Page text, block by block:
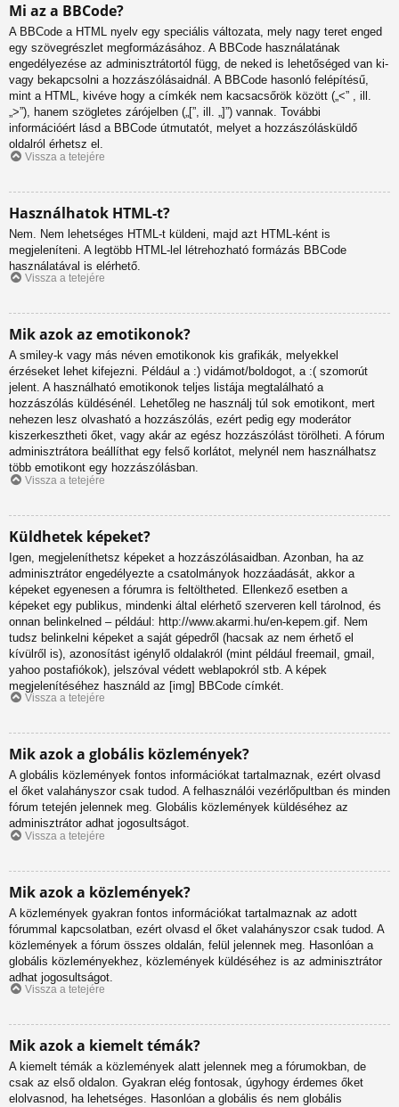
Mi az a BBCode?
A BBCode a HTML nyelv egy speciális változata, mely nagy teret enged
egy szövegrészlet megformázásához. A BBCode használatának
engedélyezése az adminisztrátortól függ, de neked is lehetőséged van ki-
vagy bekapcsolni a hozzászólásaidnál. A BBCode hasonló felépítésű,
mint a HTML, kivéve hogy a címkék nem kacsacsőrök között („<” , ill.
„>”), hanem szögletes zárójelben („[”, ill. „]”) vannak. További
információért lásd a BBCode útmutatót, melyet a hozzászólásküldő
oldalról érhetsz el.
Vissza a tetejére
Használhatok HTML-t?
Nem. Nem lehetséges HTML-t küldeni, majd azt HTML-ként is
megjeleníteni. A legtöbb HTML-lel létrehozható formázás BBCode
használatával is elérhető.
Vissza a tetejére
Mik azok az emotikonok?
A smiley-k vagy más néven emotikonok kis grafikák, melyekkel
érzéseket lehet kifejezni. Például a :) vidámot/boldogot, a :( szomorút
jelent. A használható emotikonok teljes listája megtalálható a
hozzászólás küldésénél. Lehetőleg ne használj túl sok emotikont, mert
nehezen lesz olvasható a hozzászólás, ezért pedig egy moderátor
kiszerkesztheti őket, vagy akár az egész hozzászólást törölheti. A fórum
adminisztrátora beállíthat egy felső korlátot, melynél nem használhatsz
több emotikont egy hozzászólásban.
Vissza a tetejére
Küldhetek képeket?
Igen, megjeleníthetsz képeket a hozzászólásaidban. Azonban, ha az
adminisztrátor engedélyezte a csatolmányok hozzáadását, akkor a
képeket egyenesen a fórumra is feltöltheted. Ellenkező esetben a
képeket egy publikus, mindenki által elérhető szerveren kell tárolnod, és
onnan belinkelned – például: http://www.akarmi.hu/en-kepem.gif. Nem
tudsz belinkelni képeket a saját gépedről (hacsak az nem érhető el
kívülről is), azonosítást igénylő oldalakról (mint például freemail, gmail,
yahoo postafiókok), jelszóval védett weblapokról stb. A képek
megjelenítéséhez használd az [img] BBCode címkét.
Vissza a tetejére
Mik azok a globális közlemények?
A globális közlemények fontos információkat tartalmaznak, ezért olvasd
el őket valahányszor csak tudod. A felhasználói vezérlőpultban és minden
fórum tetején jelennek meg. Globális közlemények küldéséhez az
adminisztrátor adhat jogosultságot.
Vissza a tetejére
Mik azok a közlemények?
A közlemények gyakran fontos információkat tartalmaznak az adott
fórummal kapcsolatban, ezért olvasd el őket valahányszor csak tudod. A
közlemények a fórum összes oldalán, felül jelennek meg. Hasonlóan a
globális közleményekhez, közlemények küldéséhez is az adminisztrátor
adhat jogosultságot.
Vissza a tetejére
Mik azok a kiemelt témák?
A kiemelt témák a közlemények alatt jelennek meg a fórumokban, de
csak az első oldalon. Gyakran elég fontosak, úgyhogy érdemes őket
elolvasnod, ha lehetséges. Hasonlóan a globális és nem globális